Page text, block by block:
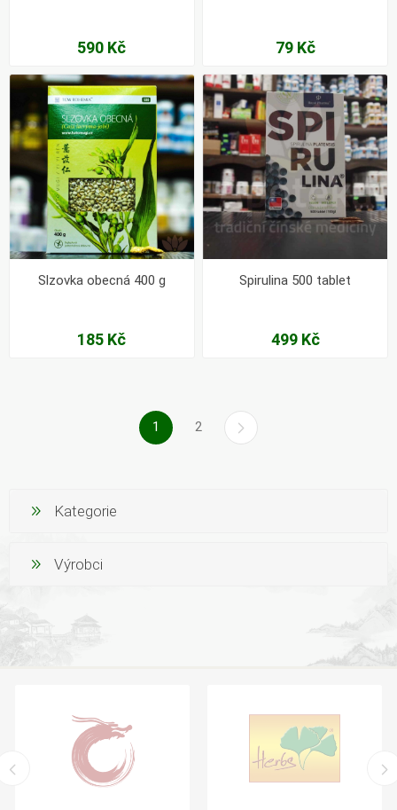
590 Kč 79 Kč
Slzovka obecná 400 g
185 Kč
Spirulina 500 tablet
499 Kč
1 2
Kategorie
Výrobci